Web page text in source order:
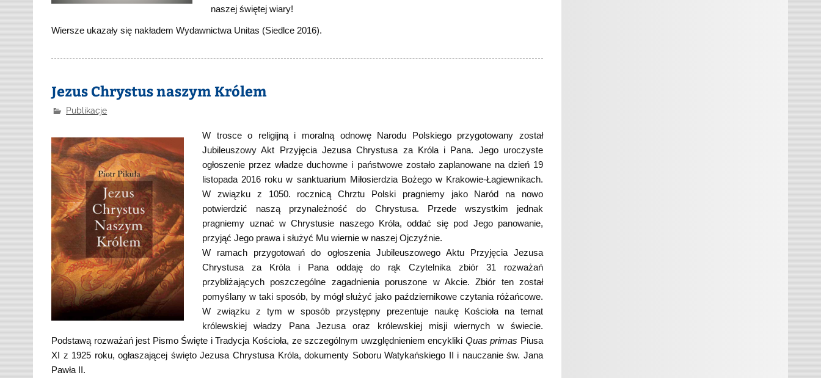
naszej świętej wiary!
Wiersze ukazały się nakładem Wydawnictwa Unitas (Siedlce 2016).
Jezus Chrystus naszym Królem
Publikacje
W trosce o religijną i moralną odnowę Narodu Polskiego przygotowany został
Jubileuszowy Akt Przyjęcia Jezusa Chrystusa za Króla i Pana. Jego uroczyste
ogłoszenie przez władze duchowne i państwowe zostało zaplanowane na dzień 19
listopada 2016 roku w sanktuarium Miłosierdzia Bożego w Krakowie-Łagiewnikach.
W związku z 1050. rocznicą Chrztu Polski pragniemy jako Naród na nowo
potwierdzić naszą przynależność do Chrystusa. Przede wszystkim jednak
pragniemy uznać w Chrystusie naszego Króla, oddać się pod Jego panowanie,
przyjąć Jego prawa i służyć Mu wiernie w naszej Ojczyźnie.
W ramach przygotowań do ogłoszenia Jubileuszowego Aktu Przyjęcia Jezusa
Chrystusa za Króla i Pana oddaję do rąk Czytelnika zbiór 31 rozważań
przybliżających poszczególne zagadnienia poruszone w Akcie. Zbiór ten został
pomyślany w taki sposób, by mógł służyć jako październikowe czytania różańcowe.
W związku z tym w sposób przystępny prezentuje naukę Kościoła na temat
królewskiej władzy Pana Jezusa oraz królewskiej misji wiernych w świecie.
Podstawą rozważań jest Pismo Święte i Tradycja Kościoła, ze szczególnym uwzględnieniem encykliki Quas primas Piusa
XI z 1925 roku, ogłaszającej święto Jezusa Chrystusa Króla, dokumenty Soboru Watykańskiego II i nauczanie św. Jana
Pawła II.